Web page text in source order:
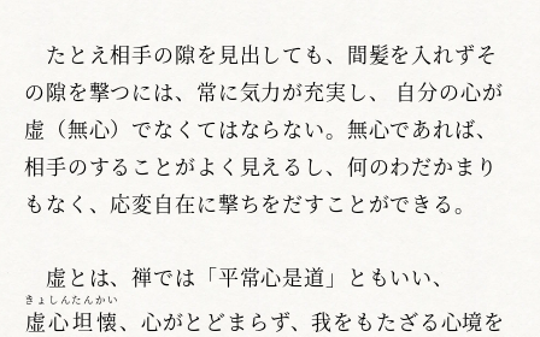
たとえ相手の隙を見出しても、間髪を入れずそ
の隙を撃つには、常に気力が充実し、 自分の心が
虚（無心）でなくてはならない。無心であれば、
相手のすることがよく見えるし、何のわだかまり
もなく、応変自在に撃ちをだすことができる。
虚とは、禅では「平常心是道」ともいい、
虚心坦懐
きょしんたんかい
、心がとどまらず、我をもたざる心境を